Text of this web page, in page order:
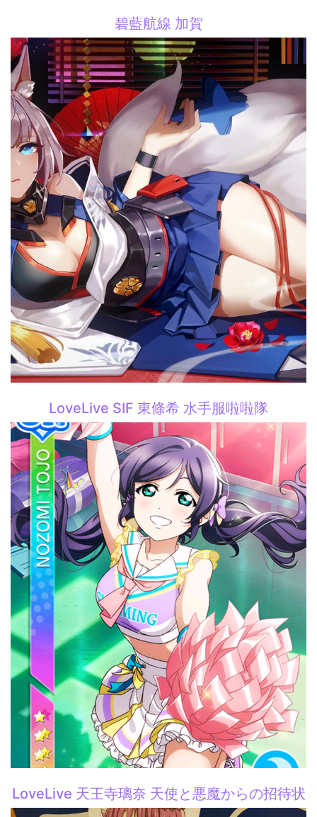
碧藍航線 加賀
LoveLive SIF 東條希 水手服啦啦隊
LoveLive 天王寺璃奈 天使と悪魔からの招待状